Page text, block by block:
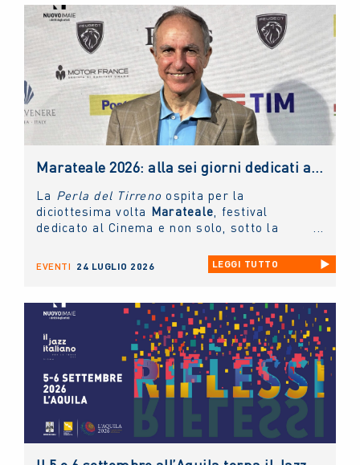
italiano.
Marateale 2026: alla sei giorni dedicati al cinema e non solo, la masterclass del NUOVO IMAIE
La Perla del Tirreno ospita per la
diciottesima volta Marateale , festival
dedicato al Cinema e non solo, sotto la
Antonella Caramia. Fino
a domani proiezioni, eventi e incontri aperti
NUOVO IMAIEcon una masterclass sul
diritto connesso rivolta ai giovani artisti e
tenuta dal presidenteAndrea Miccichè.
EVENTI 24 LUGLIO 2026 LEGGI TUTTO